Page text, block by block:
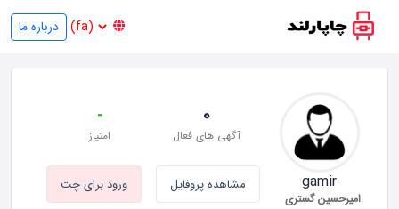
درباره ما
gamir
امیرحسین گستری
0
آگهی های فعال
-
امتیاز
مشاهده پروفایل ورود برای چت